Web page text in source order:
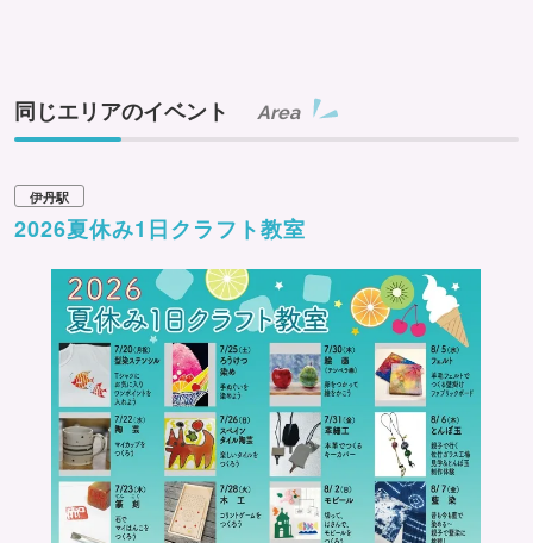
同じエリアのイベント Area
伊丹駅
2026夏休み1日クラフト教室